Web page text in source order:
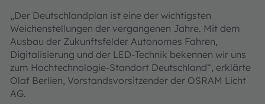
„Der Deutschlandplan ist eine der wichtigsten
Weichenstellungen der vergangenen Jahre. Mit dem
Ausbau der Zukunftsfelder Autonomes Fahren,
Digitalisierung und der LED-Technik bekennen wir uns
zum Hochtechnologie-Standort Deutschland“, erklärte
Olaf Berlien, Vorstandsvorsitzender der OSRAM Licht
AG.